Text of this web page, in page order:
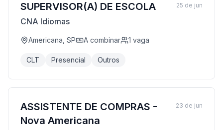
SUPERVISOR(A) DE ESCOLA
CNA Idiomas
Americana, SP A combinar 1 vaga
CLT Presencial Outros
25 de jun
ASSISTENTE DE COMPRAS -
Nova Americana
23 de jun